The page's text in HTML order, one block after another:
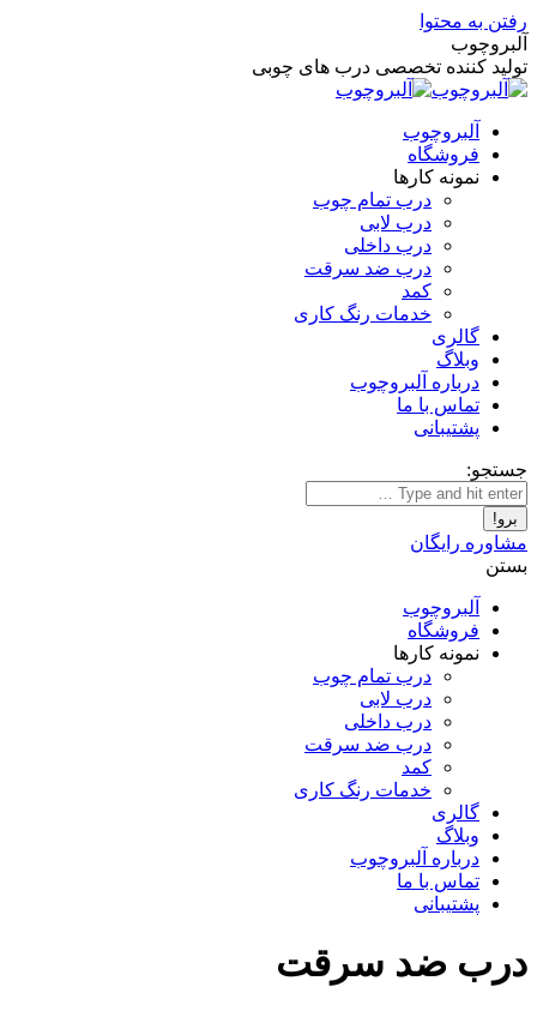
رفتن به محتوا
آلبروچوب
تولید کننده تخصصی درب های چوبی
آلبروچوب
فروشگاه
نمونه کارها
درب تمام چوب
درب لابی
درب داخلی
درب ضد سرقت
کمد
خدمات رنگ کاری
گالری
وبلاگ
درباره آلبروچوب
تماس با ما
پشتیبانی
جستجو:
مشاوره رایگان
بستن
آلبروچوب
فروشگاه
نمونه کارها
درب تمام چوب
درب لابی
درب داخلی
درب ضد سرقت
کمد
خدمات رنگ کاری
گالری
وبلاگ
درباره آلبروچوب
تماس با ما
پشتیبانی
درب ضد سرقت